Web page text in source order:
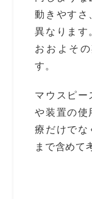
動きやすさ
異なります
おおよそ
す。
マウスピ
や装置の使
療だけでな
まで含めて